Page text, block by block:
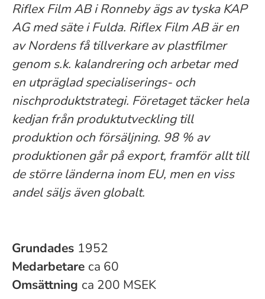
Riflex Film AB i Ronneby ägs av tyska KAP
AG med säte i Fulda. Riflex Film AB är en
av Nordens få tillverkare av plastfilmer
genom s.k. kalandrering och arbetar med
en utpräglad specialiserings- och
nischproduktstrategi. Företaget täcker hela
kedjan från produktutveckling till
produktion och försäljning. 98 % av
produktionen går på export, framför allt till
de större länderna inom EU, men en viss
andel säljs även globalt.
Grundades 1952
Medarbetare ca 60
Omsättning ca 200 MSEK